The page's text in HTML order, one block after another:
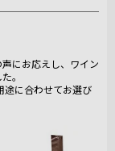
にお応えし、ワイン
。
途に合わせてお選び